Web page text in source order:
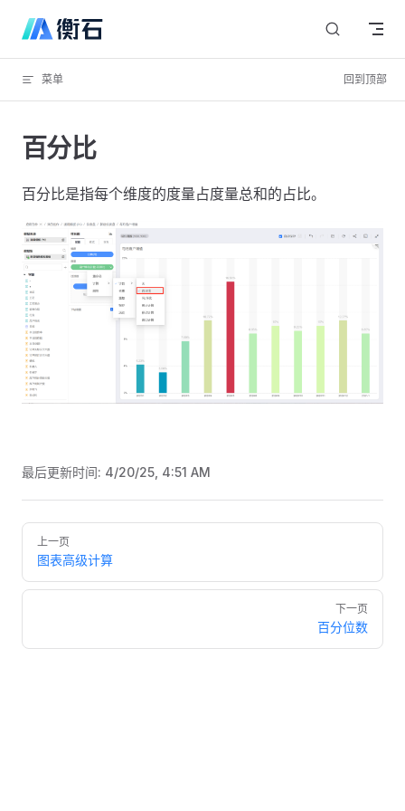
Skip to content
菜单 回到顶部
百分比
百分比是指每个维度的度量占度量总和的占比。
最后更新时间: 4/20/25, 4:51 AM
Pager
上一页
图表高级计算
下一页
百分位数